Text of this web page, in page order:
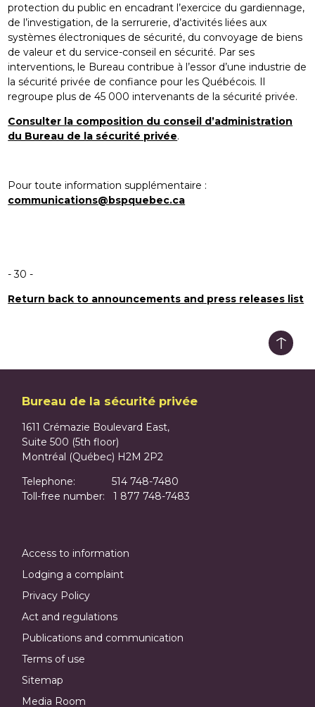
protection du public en encadrant l’exercice du gardiennage,
de l’investigation, de la serrurerie, d’activités liées aux
systèmes électroniques de sécurité, du convoyage de biens
de valeur et du service-conseil en sécurité. Par ses
interventions, le Bureau contribue à l’essor d’une industrie de
la sécurité privée de confiance pour les Québécois. Il
regroupe plus de 45 000 intervenants de la sécurité privée.
Consulter la composition du conseil d’administration
du Bureau de la sécurité privée.
Pour toute information supplémentaire :
communications@bspquebec.ca
- 30 -
Return back to announcements and press releases list
Bureau de la sécurité privée
1611 Crémazie Boulevard East,
Suite 500 (5th floor)
Montréal (Québec) H2M 2P2
Telephone: 514 748-7480
Toll-free number: 1 877 748-7483
Access to information
Lodging a complaint
Privacy Policy
Act and regulations
Publications and communication
Terms of use
Sitemap
Media Room